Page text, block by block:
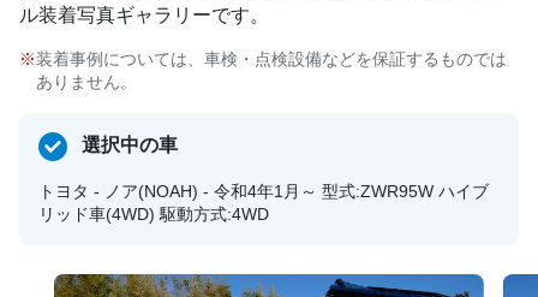
ル装着写真ギャラリーです。
装着事例については、車検・点検設備などを保証するものでは
ありません。
選択中の車
トヨタ - ノア(NOAH) - 令和4年1月～ 型式:ZWR95W ハイブ
リッド車(4WD) 駆動方式:4WD